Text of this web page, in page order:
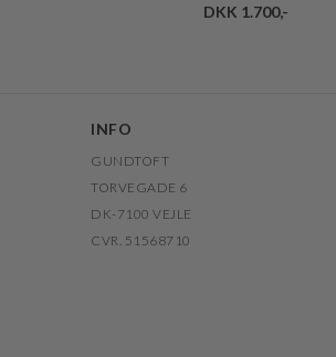
DKK 1.700,-
INFO
GUNDTOFT
TORVEGADE 6
DK-7100 VEJLE
CVR. 51568710